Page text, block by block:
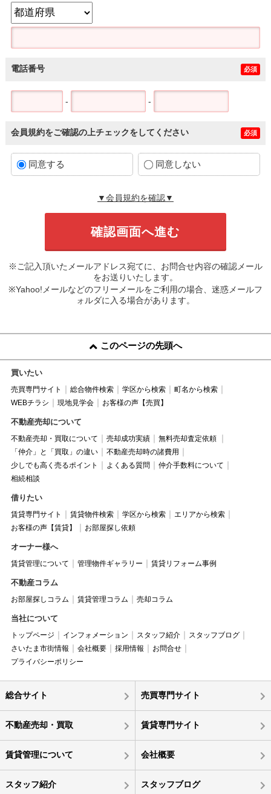
電話番号 必須
- -
会員規約をご確認の上チェックをしてください 必須
同意する 同意しない
▼会員規約を確認▼
※ご記入頂いたメールアドレス宛てに、お問合せ内容の確認メール
をお送りいたします。
※Yahoo!メールなどのフリーメールをご利用の場合、迷惑メールフ
ォルダに入る場合があります。
このページの先頭へ
買いたい
売買専門サイト 総合物件検索 学区から検索
町名から検索
WEBチラシ
現地見学会 お客様の声【売買】
不動産売却について
不動産売却・買取について 売却成功実績
無料売却査定依頼
「仲介」と「買取」の違い
不動産売却時の諸費用
少しでも高く売るポイント
よくある質問
仲介手数料について
相続相談
借りたい
賃貸専門サイト 賃貸物件検索 学区から検索
エリアから検索
お客様の声【賃貸】
お部屋探し依頼
オーナー様へ
賃貸管理について 管理物件ギャラリー 賃貸リフォーム事例
不動産コラム
お部屋探しコラム 賃貸管理コラム 売却コラム
当社について
トップページ インフォメーション スタッフ紹介
スタッフブログ
さいたま市街情報
会社概要 採用情報
お問合せ
プライバシーポリシー
総合サイト 売買専門サイト
不動産売却・買取 賃貸専門サイト
賃貸管理について 会社概要
スタッフ紹介 スタッフブログ